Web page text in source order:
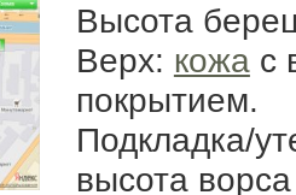
Высота
Верх: кожас
покрытием.
Подкладка/
высота